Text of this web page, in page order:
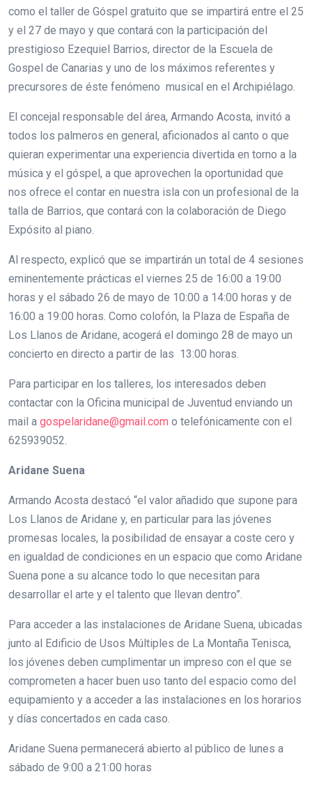
como el taller de Góspel gratuito que se impartirá entre el 25
y el 27 de mayo y que contará con la participación del
prestigioso Ezequiel Barrios, director de la Escuela de
Gospel de Canarias y uno de los máximos referentes y
precursores de éste fenómeno musical en el Archipiélago.
El concejal responsable del área, Armando Acosta, invitó a
todos los palmeros en general, aficionados al canto o que
quieran experimentar una experiencia divertida en torno a la
música y el góspel, a que aprovechen la oportunidad que
nos ofrece el contar en nuestra isla con un profesional de la
talla de Barrios, que contará con la colaboración de Diego
Expósito al piano.
Al respecto, explicó que se impartirán un total de 4 sesiones
eminentemente prácticas el viernes 25 de 16:00 a 19:00
horas y el sábado 26 de mayo de 10:00 a 14:00 horas y de
16:00 a 19:00 horas. Como colofón, la Plaza de España de
Los Llanos de Aridane, acogerá el domingo 28 de mayo un
concierto en directo a partir de las 13:00 horas.
Para participar en los talleres, los interesados deben
contactar con la Oficina municipal de Juventud enviando un
mail a gospelaridane@gmail.com o telefónicamente con el
625939052.
Aridane Suena
Armando Acosta destacó “el valor añadido que supone para
Los Llanos de Aridane y, en particular para las jóvenes
promesas locales, la posibilidad de ensayar a coste cero y
en igualdad de condiciones en un espacio que como Aridane
Suena pone a su alcance todo lo que necesitan para
desarrollar el arte y el talento que llevan dentro”.
Para acceder a las instalaciones de Aridane Suena, ubicadas
junto al Edificio de Usos Múltiples de La Montaña Tenisca,
los jóvenes deben cumplimentar un impreso con el que se
comprometen a hacer buen uso tanto del espacio como del
equipamiento y a acceder a las instalaciones en los horarios
y días concertados en cada caso.
Aridane Suena permanecerá abierto al público de lunes a
sábado de 9:00 a 21:00 horas